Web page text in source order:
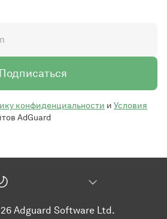
Подписаться
конфиденциальности и Условия
AdGuard
Adguard Software Ltd.